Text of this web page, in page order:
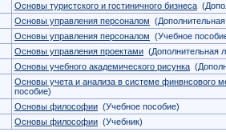
Основы туристского и гостиничного бизнеса
Основы управления персоналом
Основы управления персоналом (Учебное
Основы управления проектами (Дополнительная
Основы учебного академического рисунка
Основы учета и анализа в системе финвнсового
пособие)
Основы философии (Учебное пособие)
Основы философии (Учебник)